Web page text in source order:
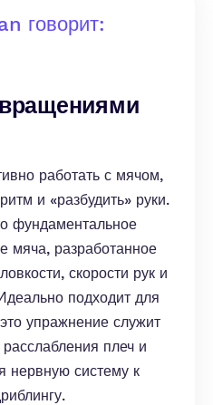
говорит:
работать с мячом,
и «разбудить» руки.
фундаментальное
мяча, разработанное
скорости рук и
подходит для
упражнение служит
плеч и
нервную систему к